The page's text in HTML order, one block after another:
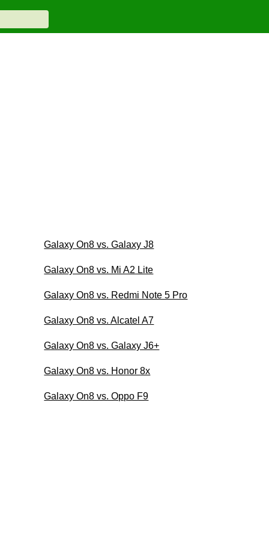
Galaxy On8 vs. Galaxy J8
Galaxy On8 vs. Mi A2 Lite
Galaxy On8 vs. Redmi Note 5 Pro
Galaxy On8 vs. Alcatel A7
Galaxy On8 vs. Galaxy J6+
Galaxy On8 vs. Honor 8x
Galaxy On8 vs. Oppo F9